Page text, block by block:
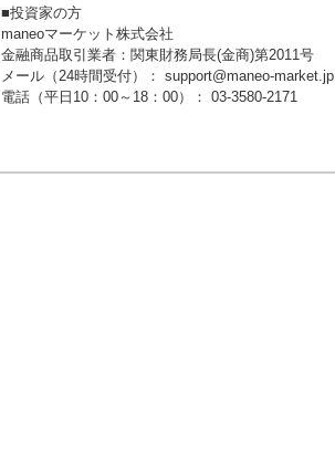
■投資家の方
maneoマーケット株式会社
金融商品取引業者：関東財務局長(金商)第2011号
メール（24時間受付）： support@maneo-market.jp
電話（平日10：00～18：00）： 03-3580-2171